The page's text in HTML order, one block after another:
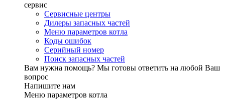
сервис
Сервисные центры
Дилеры запасных частей
Меню параметров котла
Коды ошибок
Серийный номер
Поиск запасных частей
Вам нужна помощь? Мы готовы ответить на любой Ваш
вопрос
Напишите нам
Меню параметров котла